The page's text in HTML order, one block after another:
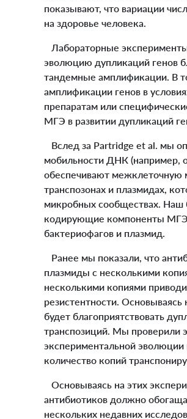
показывают, что вариации
на здоровье человека.
Лабораторные
эволюцию дупликаций генов
тандемные амплификации. В
амплификации генов в
препаратам или
МГЭ в развитии дупликаций
Вслед за Partridge et al. мы
мобильности ДНК (например,
обеспечивают межклеточную
транспозонах и плазмидах,
микробных сообществах. Наш
кодирующие компоненты МГЭ,
бактериофагов и плазмид.
Ранее мы показали, что
плазмиды с несколькими
несколькими копиями
резистентности.
будет благоприятствовать
транспозиций. Мы проверили
экспериментальной
количество копий
Основываясь на этих
антибиотиков должно
нескольких недавних